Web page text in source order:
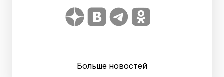
Больше новостей